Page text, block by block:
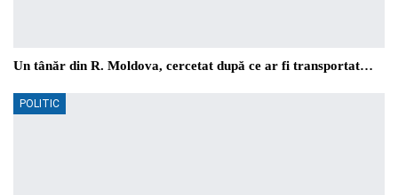
Un tânăr din R. Moldova, cercetat după ce ar fi transportat…
POLITIC